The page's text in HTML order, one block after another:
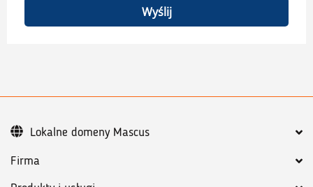
Wyślij
Firma
Lokalne domeny Mascus